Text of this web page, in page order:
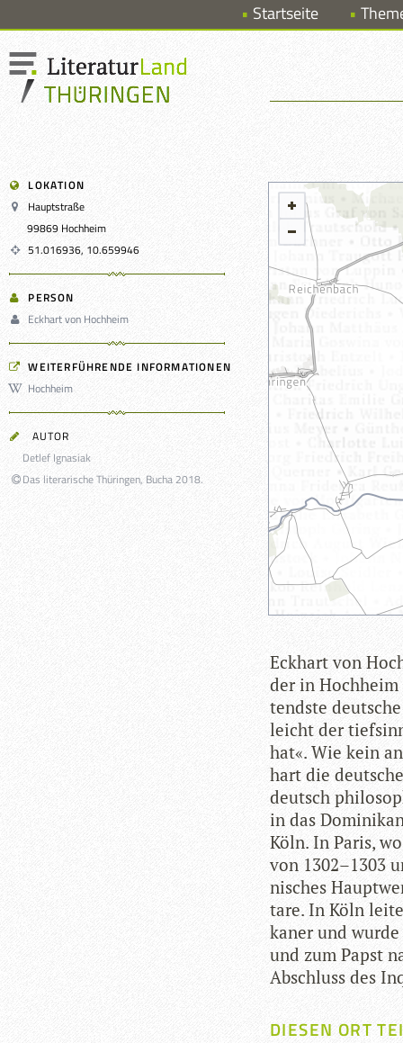
Startseite
LOKATION
Hauptstraße
99869 Hochheim
51.016936, 10.659946
PERSON
Eckhart von Hochheim
WEITERFÜHRENDE INFORMATIONEN
Hochheim
AUTOR
Detlef Ignasiak
Das literarische Thüringen, Bucha 2018.
Eck­hart von
der in
tendste
leicht der
hat«. Wie kein
hart die
deutsch
in das
Köln. In Paris,
von 1302–1303
ni­sches
tare. In Köln
ka­ner und
und zum Papst
Abschluss des
DIESEN ORT